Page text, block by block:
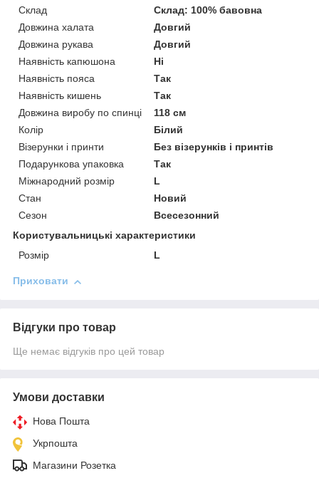
Склад
Склад: 100% бавовна
Довжина халата
Довгий
Довжина рукава
Довгий
Наявність капюшона
Ні
Наявність пояса
Так
Наявність кишень
Так
Довжина виробу по спинці
118 см
Колір
Білий
Візерунки і принти
Без візерунків і принтів
Подарункова упаковка
Так
Міжнародний розмір
L
Стан
Новий
Сезон
Всесезонний
Користувальницькі характеристики
Розмір
L
Приховати
Відгуки про товар
Ще немає відгуків про цей товар
Умови доставки
Нова Пошта
Укрпошта
Магазини Розетка